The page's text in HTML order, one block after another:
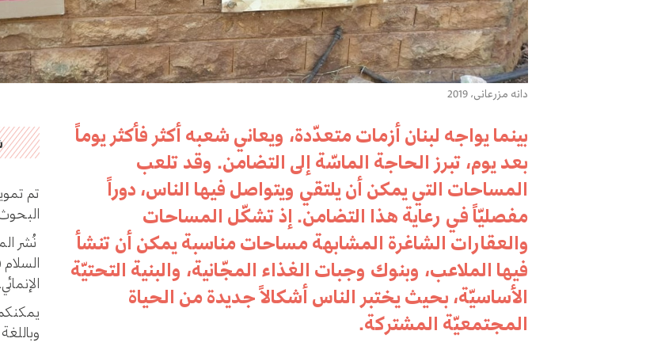
دانه مزرعاني، 2019
بينما يواجه لبنان أزمات متعدّدة، ويعاني شعبه أكثر فأكثر يوماً
بعد يوم، تبرز الحاجة الماسّة إلى التضامن. وقد تلعب
المساحات التي يمكن أن يلتقي ويتواصل فيها الناس، دوراً
مفصليّاً في رعاية هذا التضامن. إذ تشكّل المساحات
والعقارات الشاغرة المشابهة مساحات مناسبة يمكن أن تنشأ
فيها الملاعب، وبنوك وجبات الغذاء المجّانية، والبنية التحتيّة
الأساسيّة، بحيث يختبر الناس أشكالاً جديدة من الحياة
المجتمعيّة المشتركة.
تم
نُشر
السلام
الإنمائي.